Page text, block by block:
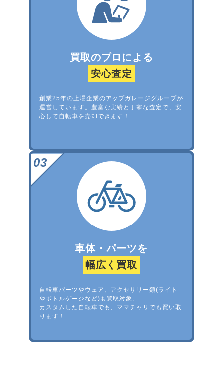
買取のプロによる
安心査定
創業25年の上場企業のアップガレージグループが
運営しています。豊富な実績と丁寧な査定で、安
心して自転車を売却できます！
車体・パーツを
幅広く買取
自転車パーツやウェア、アクセサリー類(ライト
やボトルゲージなど)も買取対象。
カスタムした自転車でも、ママチャリでも買い取
ります！